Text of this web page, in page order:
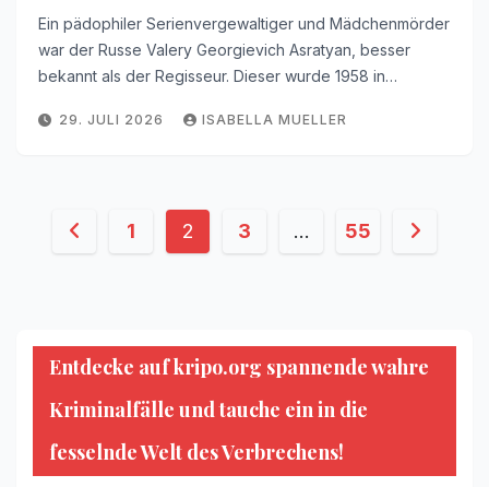
Ein pädophiler Serienvergewaltiger und Mädchenmörder
war der Russe Valery Georgievich Asratyan, besser
bekannt als der Regisseur. Dieser wurde 1958 in…
29. JULI 2026 ISABELLA MUELLER
Seitennummerierung
1 2 3 … 55
Entdecke auf kripo.org spannende wahre
Kriminalfälle und tauche ein in die
fesselnde Welt des Verbrechens!